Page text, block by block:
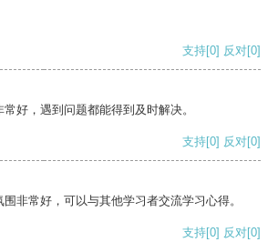
支持[0] 反对[0]
好，遇到问题都能得到及时解决。
支持[0] 反对[0]
非常好，可以与其他学习者交流学习心得。
支持[0] 反对[0]